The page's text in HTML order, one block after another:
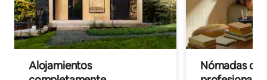
Alojamientos
Nómadas